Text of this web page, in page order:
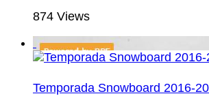
874 Views
Temporada Snowboard 2016-